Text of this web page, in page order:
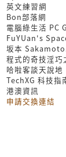
英文練習網
Bon部落網
電腦綠生活 PC
FuYUan's
坂本
程式的奇技淫巧
哈啦客談天說地
TechXG 科技指
港澳資訊
申請交換連結